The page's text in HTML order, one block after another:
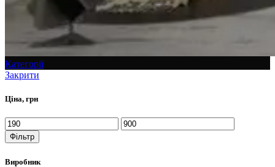
Категорії
Закрити
Ціна, грн
Фільтр
Виробник